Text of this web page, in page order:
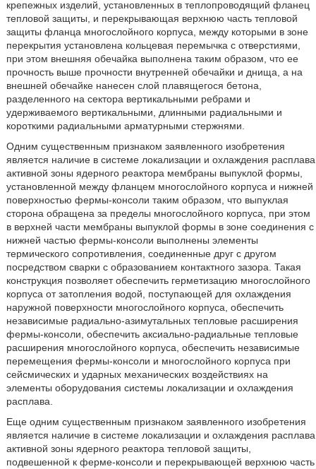
крепежных изделий, установленных в теплопроводящий фланец
тепловой защиты, и перекрывающая верхнюю часть тепловой
защиты фланца многослойного корпуса, между которыми в зоне
перекрытия установлена кольцевая перемычка с отверстиями,
при этом внешняя обечайка выполнена таким образом, что ее
прочность выше прочности внутренней обечайки и днища, а на
внешней обечайке нанесен слой плавящегося бетона,
разделенного на сектора вертикальными ребрами и
удерживаемого вертикальными, длинными радиальными и
короткими радиальными арматурными стержнями.
Одним существенным признаком заявленного изобретения
является наличие в системе локализации и охлаждения расплава
активной зоны ядерного реактора мембраны выпуклой формы,
установленной между фланцем многослойного корпуса и нижней
поверхностью фермы-консоли таким образом, что выпуклая
сторона обращена за пределы многослойного корпуса, при этом
в верхней части мембраны выпуклой формы в зоне соединения с
нижней частью фермы-консоли выполнены элементы
термического сопротивления, соединенные друг с другом
посредством сварки с образованием контактного зазора. Такая
конструкция позволяет обеспечить герметизацию многослойного
корпуса от затопления водой, поступающей для охлаждения
наружной поверхности многослойного корпуса, обеспечить
независимые радиально-азимутальных тепловые расширения
фермы-консоли, обеспечить аксиально-радиальные тепловые
расширения многослойного корпуса, обеспечить независимые
перемещения фермы-консоли и многослойного корпуса при
сейсмических и ударных механических воздействиях на
элементы оборудования системы локализации и охлаждения
расплава.
Еще одним существенным признаком заявленного изобретения
является наличие в системе локализации и охлаждения расплава
активной зоны ядерного реактора тепловой защиты,
подвешенной к ферме-консоли и перекрывающей верхнюю часть